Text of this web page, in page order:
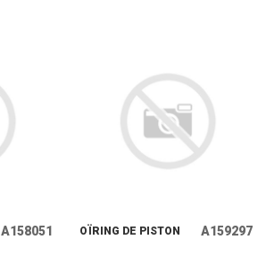
A158051 OÏRING DE PISTON A159297